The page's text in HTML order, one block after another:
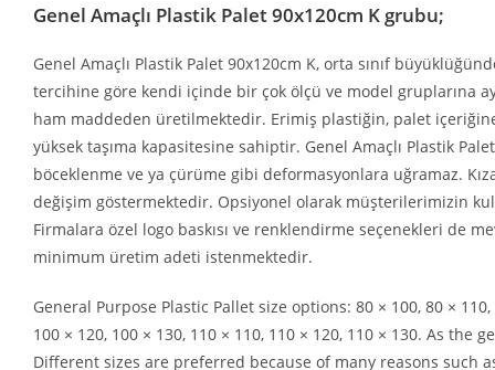
Genel Amaçlı Plastik Palet 90x120cm K grubu;
Genel Amaçlı Plastik Palet 90x120cm K, orta sınıf
tercihine göre kendi içinde bir çok ölçü ve model gruplarına
ham maddeden üretilmektedir. Erimiş plastiğin, palet
yüksek taşıma kapasitesine sahiptir. Genel Amaçlı Plastik
böceklenme ve ya çürüme gibi deformasyonlara uğramaz.
değişim göstermektedir. Opsiyonel olarak müşterilerimizin
Firmalara özel logo baskısı ve renklendirme seçenekleri de
minimum üretim adeti istenmektedir.
General Purpose Plastic Pallet size options: 80 × 100, 80 ×
100 × 120, 100 × 130, 110 × 110, 110 × 120, 110 × 130. As
Different sizes are preferred because of many reasons such